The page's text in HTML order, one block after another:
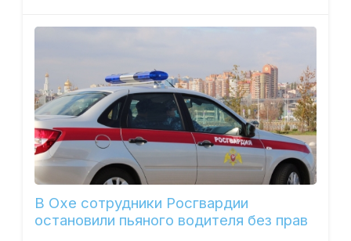
В Охе сотрудники Росгвардии
остановили пьяного водителя без прав